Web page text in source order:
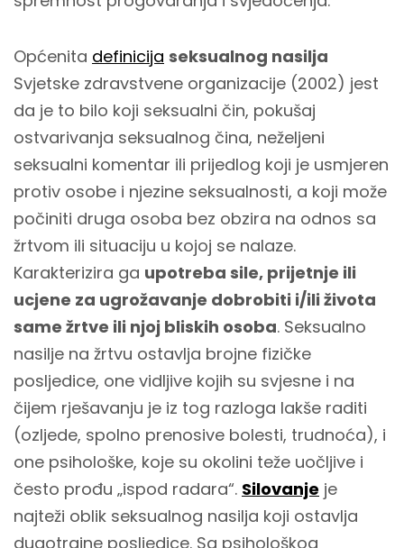
Općenita definicija seksualnog nasilja
Svjetske zdravstvene organizacije (2002) jest
da je to bilo koji seksualni čin, pokušaj
ostvarivanja seksualnog čina, neželjeni
seksualni komentar ili prijedlog koji je usmjeren
protiv osobe i njezine seksualnosti, a koji može
počiniti druga osoba bez obzira na odnos sa
žrtvom ili situaciju u kojoj se nalaze.
Karakterizira ga upotreba sile, prijetnje ili
ucjene za ugrožavanje dobrobiti i/ili života
same žrtve ili njoj bliskih osoba. Seksualno
nasilje na žrtvu ostavlja brojne fizičke
posljedice, one vidljive kojih su svjesne i na
čijem rješavanju je iz tog razloga lakše raditi
(ozljede, spolno prenosive bolesti, trudnoća), i
one psihološke, koje su okolini teže uočljive i
često prođu „ispod radara“. Silovanje je
najteži oblik seksualnog nasilja koji ostavlja
dugotrajne posljedice. Sa psihološkog